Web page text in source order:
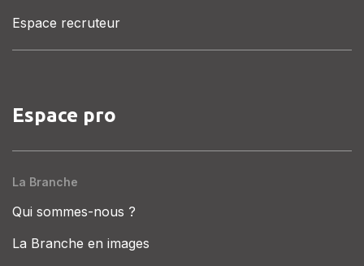
Espace recruteur
Espace pro
La Branche
Qui sommes-nous ?
La Branche en images